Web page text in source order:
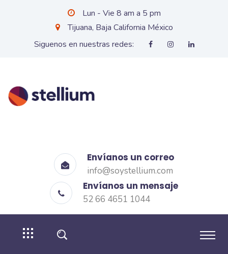
Lun - Vie 8 am a 5 pm
Tijuana, Baja California México
Siguenos en nuestras redes:
Envíanos un correo
info@soystellium.com
Envíanos un mensaje
52 66 4651 1044